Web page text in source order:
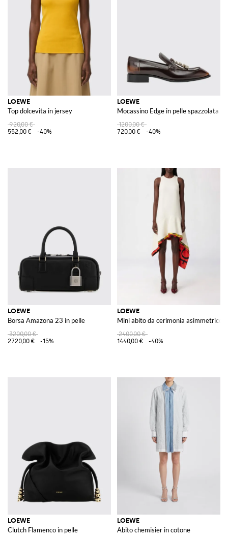
LOEWE
Top dolcevita in jersey
920,00 €
552,00 €
-40%
LOEWE
Mocassino Edge in pelle spazzolata
1200,00 €
720,00 €
-40%
LOEWE
Borsa Amazona 23 in pelle
3200,00 €
2720,00 €
-15%
LOEWE
Mini abito da cerimonia asimmetrico
2400,00 €
1440,00 €
-40%
LOEWE
Clutch Flamenco in pelle
LOEWE
Abito chemisier in cotone